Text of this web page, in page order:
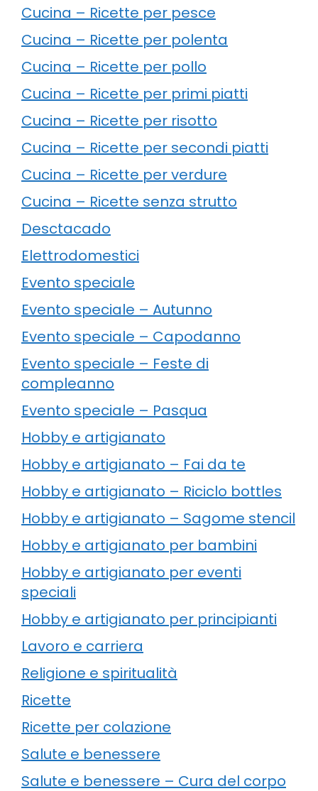
Cucina – Ricette per pesce
Cucina – Ricette per polenta
Cucina – Ricette per pollo
Cucina – Ricette per primi piatti
Cucina – Ricette per risotto
Cucina – Ricette per secondi piatti
Cucina – Ricette per verdure
Cucina – Ricette senza strutto
Desctacado
Elettrodomestici
Evento speciale
Evento speciale – Autunno
Evento speciale – Capodanno
Evento speciale – Feste di
compleanno
Evento speciale – Pasqua
Hobby e artigianato
Hobby e artigianato – Fai da te
Hobby e artigianato – Riciclo bottles
Hobby e artigianato – Sagome stencil
Hobby e artigianato per bambini
Hobby e artigianato per eventi
speciali
Hobby e artigianato per principianti
Lavoro e carriera
Religione e spiritualità
Ricette
Ricette per colazione
Salute e benessere
Salute e benessere – Cura del corpo